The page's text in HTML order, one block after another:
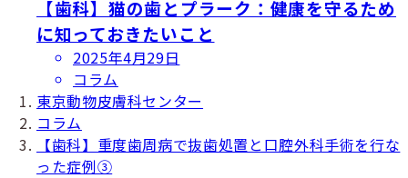
【歯科】猫の歯とプラーク：健康を守るため
に知っておきたいこと
投
稿
日
2025年4月29日
コラム
東京動物皮膚科センター
コラム
【歯科】重度歯周病で抜歯処置と口腔外科手術を行な
った症例③